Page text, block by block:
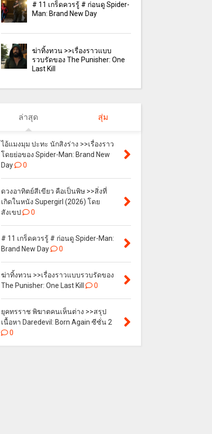
# 11 เกร็ดควรรู้ # ก่อนดู Spider-
Man: Brand New Day
ฆ่าทิ้งทวน >>เรื่องราวแบบ
รวบรัดของ The Punisher: One
Last Kill
ล่าสุด สุ่ม
ไอ้แมงมุม ปะทะ นักสิงร่าง >>เรื่องราว
โดยย่อของ Spider-Man: Brand New
Day
0
ดวงอาทิตย์สีเขียว คือเป็นพิษ >>สิ่งที่
เกิดในหนัง Supergirl (2026) โดย
สังเขป
0
# 11 เกร็ดควรรู้ # ก่อนดู Spider-Man:
Brand New Day
0
ฆ่าทิ้งทวน >>เรื่องราวแบบรวบรัดของ
The Punisher: One Last Kill
0
ยุคทรราช พิฆาตคนเห็นต่าง >>สรุป
เนื้อหา Daredevil: Born Again ซีซั่น 2
0